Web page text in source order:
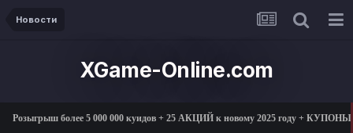
Новости
XGame-Online.com
Розыгрыш более 5 000 000 куидов + 25 АКЦИЙ к новому 2025 году +